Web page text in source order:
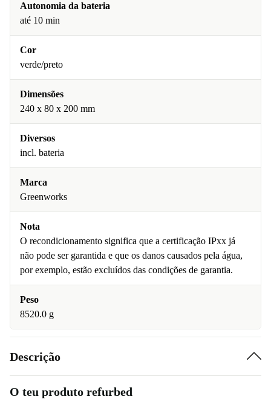
Autonomia da bateria
até 10 min
Cor
verde/preto
Dimensões
240 x 80 x 200 mm
Diversos
incl. bateria
Marca
Greenworks
Nota
O recondicionamento significa que a certificação IPxx já
não pode ser garantida e que os danos causados pela água,
por exemplo, estão excluídos das condições de garantia.
Peso
8520.0 g
Descrição
O teu produto refurbed